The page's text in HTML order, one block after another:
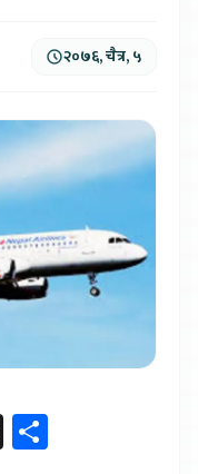
२०७६, चैत्र, ५
Threads